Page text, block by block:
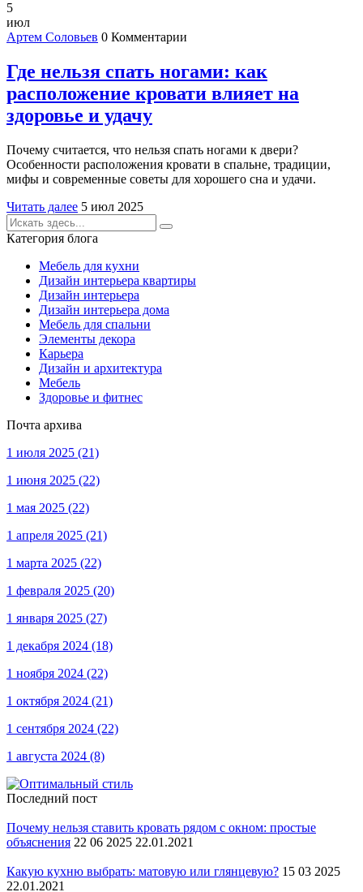
5
июл
Артем Соловьев 0 Комментарии
Где нельзя спать ногами: как
расположение кровати влияет на
здоровье и удачу
Почему считается, что нельзя спать ногами к двери?
Особенности расположения кровати в спальне, традиции,
мифы и современные советы для хорошего сна и удачи.
Читать далее 5 июл 2025
Категория блога
Мебель для кухни
Дизайн интерьера квартиры
Дизайн интерьера
Дизайн интерьера дома
Мебель для спальни
Элементы декора
Карьера
Дизайн и архитектура
Мебель
Здоровье и фитнес
Почта архива
1 июля 2025 (21)
1 июня 2025 (22)
1 мая 2025 (22)
1 апреля 2025 (21)
1 марта 2025 (22)
1 февраля 2025 (20)
1 января 2025 (27)
1 декабря 2024 (18)
1 ноября 2024 (22)
1 октября 2024 (21)
1 сентября 2024 (22)
1 августа 2024 (8)
Последний пост
Почему нельзя ставить кровать рядом с окном: простые
объяснения 22 06 2025 22.01.2021
Какую кухню выбрать: матовую или глянцевую? 15 03 2025
22.01.2021